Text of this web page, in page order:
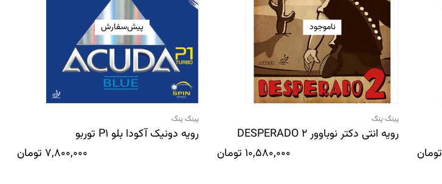
تومان
ناموجود
پینگ پنگ
رویه انتی دکتر نوباوور DESPERADO 2
10,580,000 تومان
پیش‌سفارش
پینگ پنگ
رویه دونیک آکودا بلو P1 توربو
7,800,000 تومان